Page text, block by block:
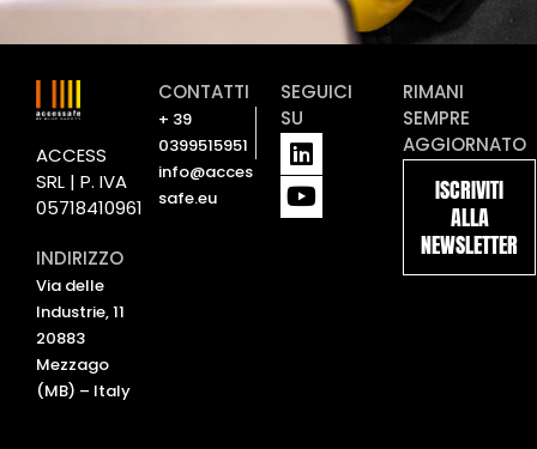
ACCESS
SRL | P. IVA
05718410961
INDIRIZZO
Via delle
Industrie, 11
20883
Mezzago
(MB) – Italy
CONTATTI
+ 39
0399515951
info@acces
safe.eu
SEGUICI
SU
L
i
n
k
Y
o
u
t
RIMANI
SEMPRE
AGGIORNATO
ISCRIVITI
ALLA
NEWSLETTER